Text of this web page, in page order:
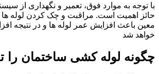
با توجه به موارد فوق، تعمیر و نگهداری از
حائز اهمیت است. مراقبت و چک کردن لوله ها
معین باعث افزایش عمر لوله ها و در نتیجه
خواهد شد
چگونه لوله کشی ساختمان را